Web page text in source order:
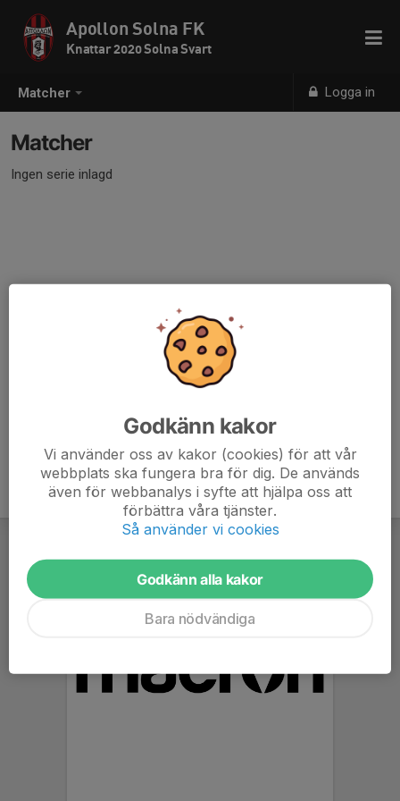
Matcher Logga in
Apollon Solna FK
Knattar 2020 Solna Svart
Matcher
Ingen serie inlagd
Godkänn kakor
Vi använder oss av kakor (cookies) för att vår
webbplats ska fungera bra för dig. De används
även för webbanalys i syfte att hjälpa oss att
förbättra våra tjänster.
Så använder vi cookies
Godkänn alla kakor
Bara nödvändiga